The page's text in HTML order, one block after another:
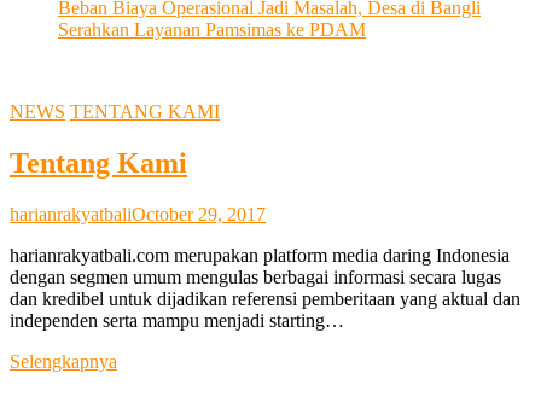
Beban Biaya Operasional Jadi Masalah, Desa di Bangli
Serahkan Layanan Pamsimas ke PDAM
NEWS TENTANG KAMI
Tentang Kami
harianrakyatbaliOctober 29, 2017
harianrakyatbali.com merupakan platform media daring Indonesia
dengan segmen umum mengulas berbagai informasi secara lugas
dan kredibel untuk dijadikan referensi pemberitaan yang aktual dan
independen serta mampu menjadi starting…
Selengkapnya